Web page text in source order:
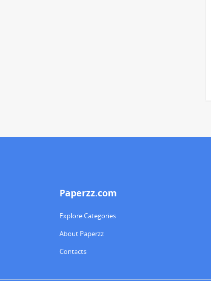
Paperzz.com
Explore Categories
About Paperzz
Contacts